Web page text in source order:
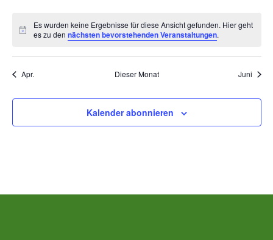
Hinweis
Es wurden keine Ergebnisse für diese Ansicht gefunden. Hier geht
es zu dennächsten bevorstehenden Veranstaltungen.
Apr. Dieser Monat Juni
Kalender abonnieren